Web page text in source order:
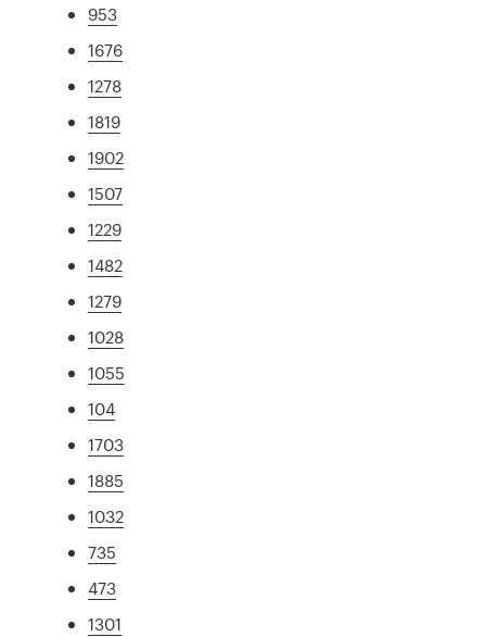
953
1676
1278
1819
1902
1507
1229
1482
1279
1028
1055
104
1703
1885
1032
735
473
1301